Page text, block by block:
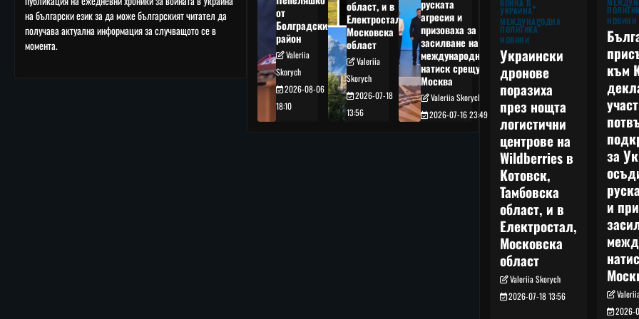
на български език за да може българският читател да
получава актуална информация за случващото се в
момента.
от
Болградския
район
Valeriia
Skorych
2026-08-06
18:10
област, и в
Електростал,
Московска
област
Valeriia
Skorych
2026-07-18
13:56
руската
агресия и
призоваха за
засилване на
международния
натиск срещу
Москва
Valeriia Skorych
2026-07-16 23:49
ВОЙНА В
УКРАЙНА
МЕЖДУНАРОДНА
ПОЛИТИКА
НОВИНИ
Украински
дронове
поразиха
през нощта
логистични
центрове на
Wildberries в
Котовск,
Тамбовска
област, и в
Електростал,
Московска
област
Valeriia Skorych
2026-07-18 13:56
НОВИНИ
към
за
и
2026-